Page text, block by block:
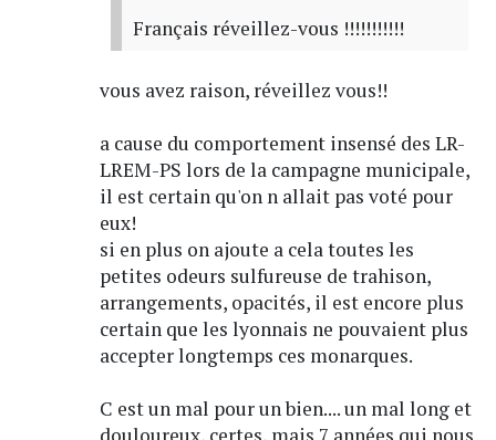
Français réveillez-vous !!!!!!!!!!!
vous avez raison, réveillez vous!!
a cause du comportement insensé des LR-
LREM-PS lors de la campagne municipale,
il est certain qu'on n allait pas voté pour
eux!
si en plus on ajoute a cela toutes les
petites odeurs sulfureuse de trahison,
arrangements, opacités, il est encore plus
certain que les lyonnais ne pouvaient plus
accepter longtemps ces monarques.
C est un mal pour un bien.... un mal long et
douloureux, certes, mais 7 années qui nous